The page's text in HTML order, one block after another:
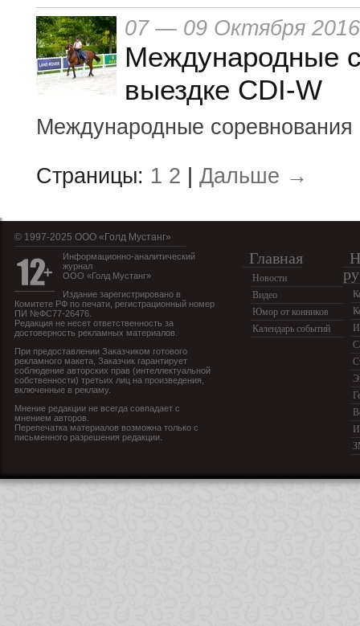
07 — 09 Октября 2016
Международные
выездке CDI-W
Международные соревнования
Страницы: 1 2 Дальше →
© 1997-2025 OOO «Голд Мустанг»
Информационно-аналитический
журнал
ООО «Голд Мустанг»
Издание зарегистрировано в
Комитете РФ по печати, регистрационный номер
ПИ №ФС77-26476.
Редакция не несет ответственность за
достоверность рекламных материалов.
При предоставлении Заказчиком готового
рекламного макета, Заказчик гарантирует
соблюдение авторских прав (интеллектуальной
собственности) третьих лиц на произведения,
включенные в рекламу.
Мнение редакции не всегда совпадает с
мнением авторов.
Перепечатка материалов возможна только с
письменного разрешения редакции.
Главная
Новости
Видео
Юмор от конников
Календарь событий